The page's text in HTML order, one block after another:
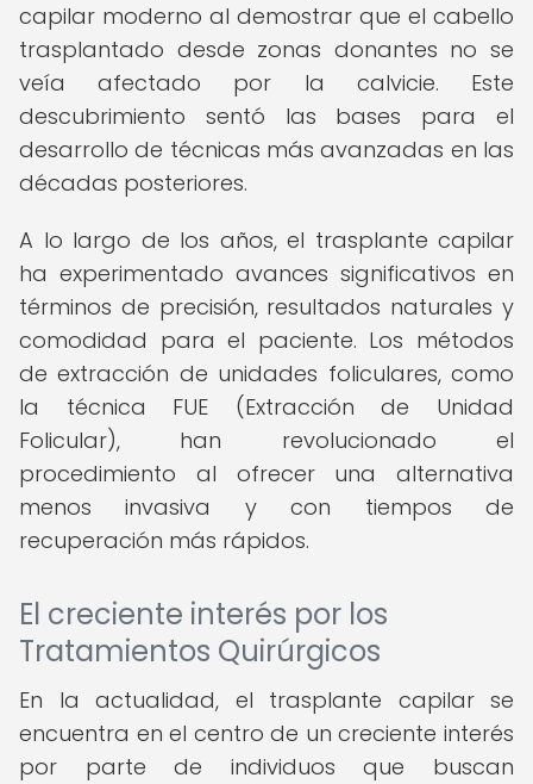
capilar moderno al demostrar que el cabello
trasplantado desde zonas donantes no se
veía afectado por la calvicie. Este
descubrimiento sentó las bases para el
desarrollo de técnicas más avanzadas en las
décadas posteriores.
A lo largo de los años, el trasplante capilar
ha experimentado avances significativos en
términos de precisión, resultados naturales y
comodidad para el paciente. Los métodos
de extracción de unidades foliculares, como
la técnica FUE (Extracción de Unidad
Folicular), han revolucionado el
procedimiento al ofrecer una alternativa
menos invasiva y con tiempos de
recuperación más rápidos.
El creciente interés por los
Tratamientos Quirúrgicos
En la actualidad, el trasplante capilar se
encuentra en el centro de un creciente interés
por parte de individuos que buscan